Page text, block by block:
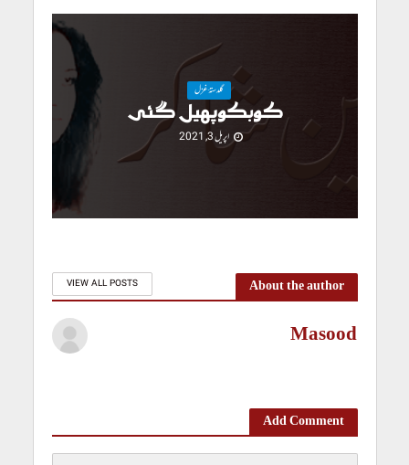
گلدستۂ غزل
کوبکوپھیل گئی
اپریل 3, 2021
About the author
VIEW ALL POSTS
Masood
Add Comment